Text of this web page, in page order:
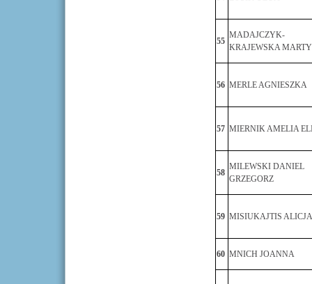
55
MADAJCZYK-
KRAJEWSKA
56 MERLE AGNIESZKA
57 MIERNIK AMELIA
58
MILEWSKI DANIEL
GRZEGORZ
59 MISIUKAJTIS ALICJA
60 MNICH JOANNA